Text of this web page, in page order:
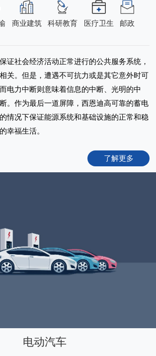
商业建筑 科研教育 医疗卫生 邮政
证社会经济活动正常进行的公共服务系统，
关。但是，遭遇不可抗力或是其它意外时可
电力中断则意味着信息的中断、光明的中
。作为最后一道屏障，西恩迪高可靠的蓄电
情况下保证能源系统和基础设施的正常和稳
幸福生活。
了解更多
电动汽车